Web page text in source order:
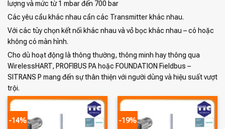
lượng và mức từ 1 mbar đến 700 bar
Các yêu cầu khác nhau cần các Transmitter khác nhau.
Với các tùy chọn kết nối khác nhau và vỏ bọc khác nhau – có hoặc
không có màn hình.
Cho dù hoạt động là thông thường, thông minh hay thông qua
WirelessHART, PROFIBUS PA hoặc FOUNDATION Fieldbus –
SITRANS P mang đến sự thân thiện với người dùng và hiệu suất vượt
trội.
-14% -19%